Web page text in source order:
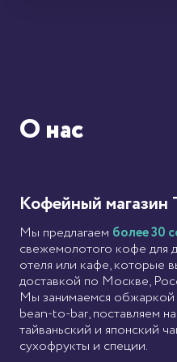
О нас
Кофейный магазин
Мы предлагаем более 30
свежемолотого кофе для
отеля или кафе, которые
доставкой по Москве,
Мы занимаемся
bean-to-bar, поставляем
тайваньский и японский
сухофрукты и специи.